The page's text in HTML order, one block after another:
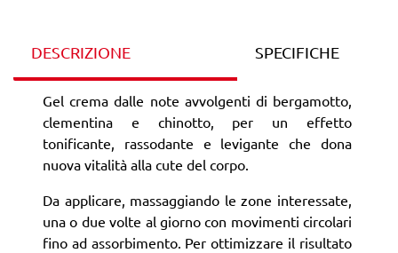
DESCRIZIONE SPECIFICHE
Gel crema dalle note avvolgenti di bergamotto,
clementina e chinotto, per un effetto
tonificante, rassodante e levigante che dona
nuova vitalità alla cute del corpo.
Da applicare, massaggiando le zone interessate,
una o due volte al giorno con movimenti circolari
fino ad assorbimento. Per ottimizzare il risultato